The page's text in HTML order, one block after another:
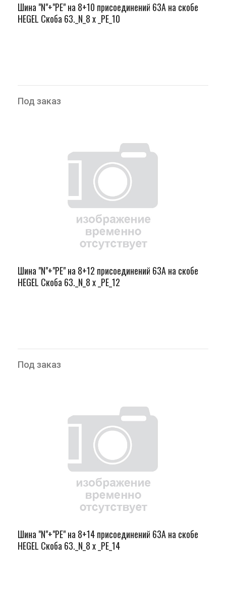
Шина "N"+"PЕ" на 8+10 присоединений 63А на скобе
HEGEL Скоба 63._N_8 х _PE_10
Под заказ
Шина "N"+"PЕ" на 8+12 присоединений 63А на скобе
HEGEL Скоба 63._N_8 х _PE_12
Под заказ
Шина "N"+"PЕ" на 8+14 присоединений 63А на скобе
HEGEL Скоба 63._N_8 х _PE_14